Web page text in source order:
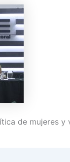
de mujeres